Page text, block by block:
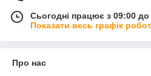
Сьогодні працює з 09:00 до
Показати весь графік
Про нас